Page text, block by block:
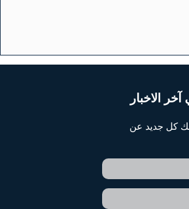
الاخبار
كل جديد عن